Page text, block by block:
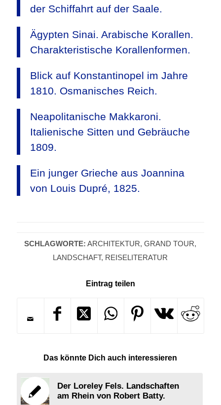
der Schiffahrt auf der Saale.
Ägypten Sinai. Arabische Korallen.
Charakteristische Korallenformen.
Blick auf Konstantinopel im Jahre
1810. Osmanisches Reich.
Neapolitanische Makkaroni.
Italienische Sitten und Gebräuche
1809.
Ein junger Grieche aus Joannina
von Louis Dupré, 1825.
SCHLAGWORTE: ARCHITEKTUR,GRAND TOUR,
LANDSCHAFT, REISELITERATUR
Eintrag teilen
Das könnte Dich auch interessieren
Der Loreley Fels. Landschaften
am Rhein von Robert Batty.